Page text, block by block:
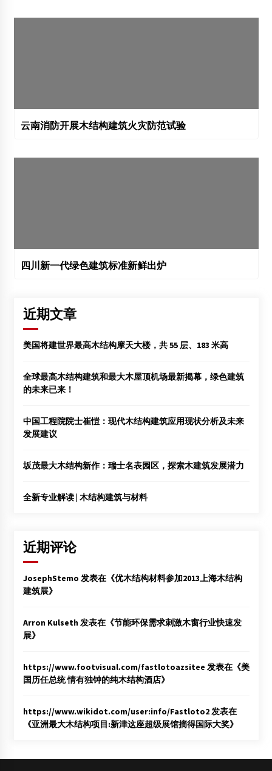
云南消防开展木结构建筑火灾防范试验
四川新一代绿色建筑标准新鲜出炉
近期文章
美国将建世界最高木结构摩天大楼，共 55 层、183 米高
全球最高木结构建筑和最大木屋顶机场最新揭幕，绿色建筑
的未来已来！
中国工程院院士崔愷：现代木结构建筑应用现状分析及未来
发展建议
坂茂最大木结构新作：瑞士名表园区，探索木建筑发展潜力
全新专业解读 | 木结构建筑与材料
近期评论
JosephStemo 发表在《优木结构材料参加2013上海木结构
建筑展》
Arron Kulseth发表在《节能环保需求刺激木窗行业快速发
展》
https://www.footvisual.com/fastlotoazsitee 发表在《美
国历任总统 情有独钟的纯木结构酒店》
https://www.wikidot.com/user:info/Fastloto2发表在
《亚洲最大木结构项目:新津这座超级展馆摘得国际大奖》